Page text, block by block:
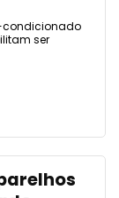
condicionado
ser